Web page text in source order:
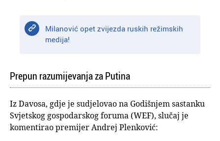
Milanović opet zvijezda ruskih režimskih
medija!
Prepun razumijevanja za Putina
Iz Davosa, gdje je sudjelovao na Godišnjem sastanku
Svjetskog gospodarskog foruma (WEF), slučaj je
komentirao premijer Andrej Plenković: